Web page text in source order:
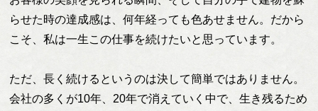
らせた時の達成感は、何年経っても色あせません。だから
こそ、私は一生この仕事を続けたいと思っています。
ただ、長く続けるというのは決して簡単ではありません。
会社の多くが10年、20年で消えていく中で、生き残るため